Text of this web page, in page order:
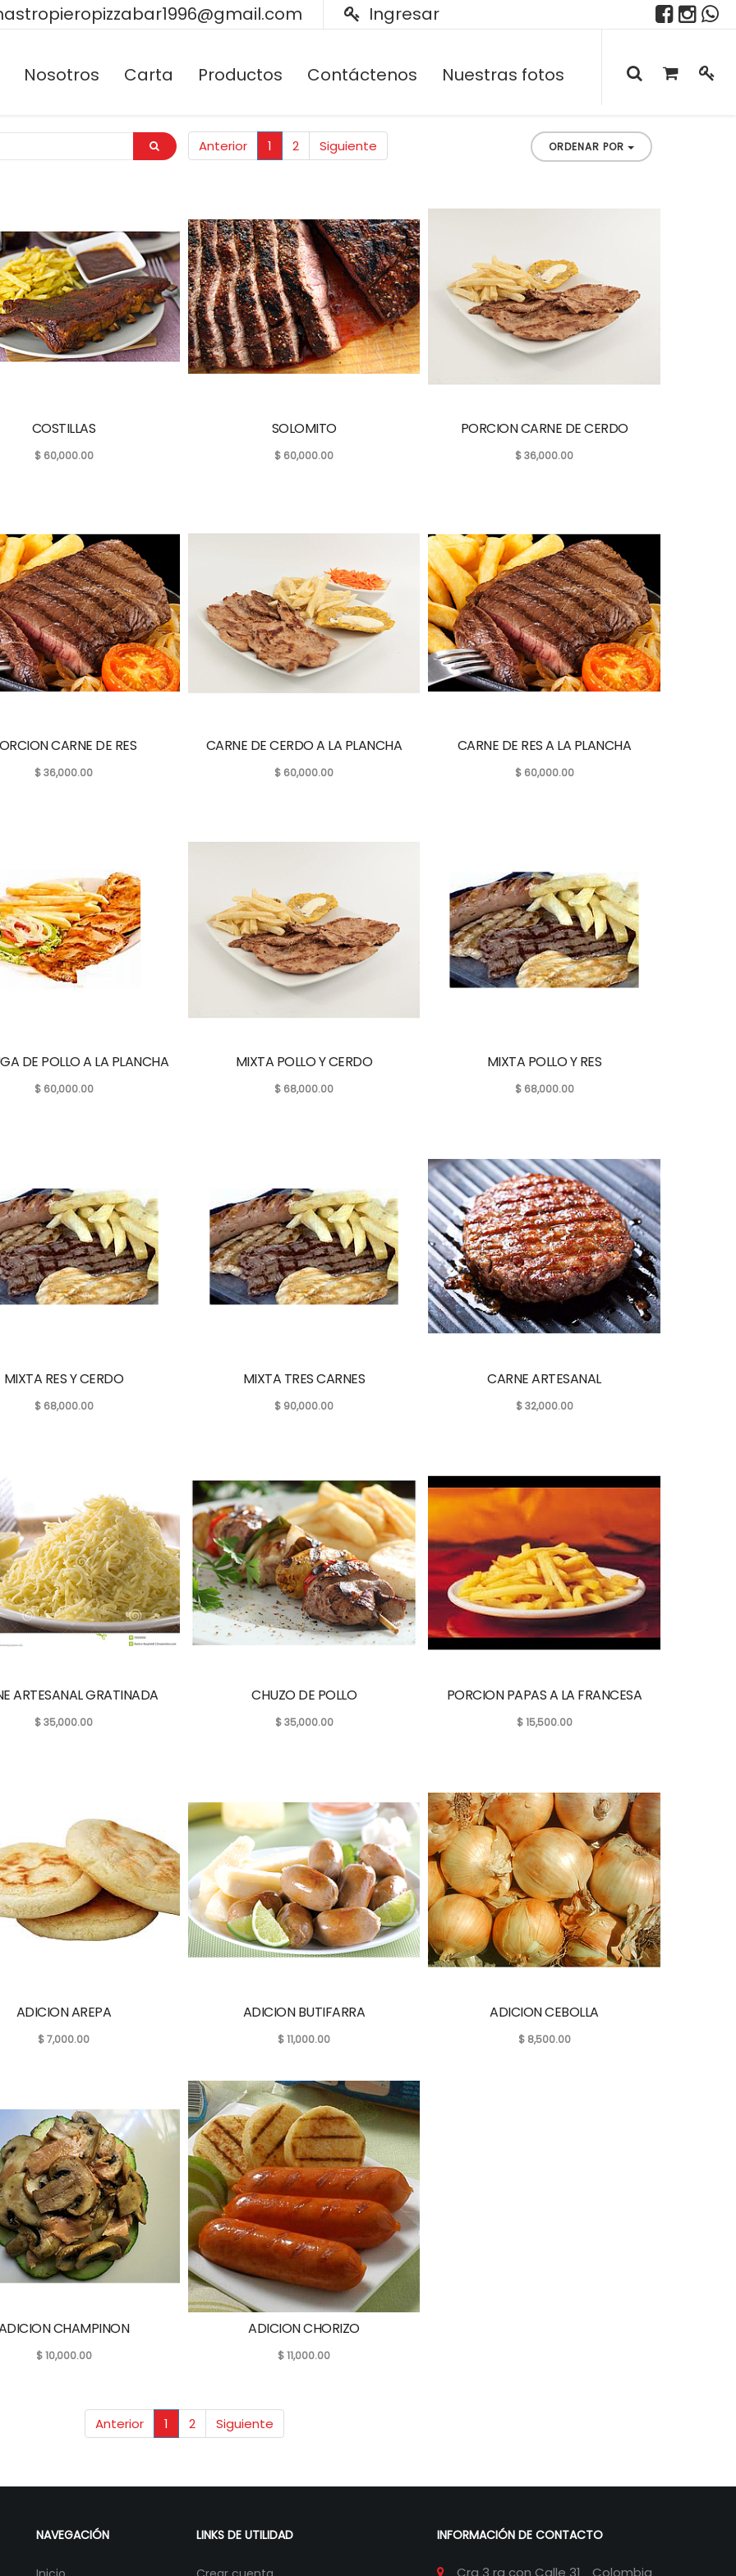
Ingresar
Nosotros Carta Productos Contáctenos Nuestras fotos
Anterior 1 2 Siguiente ORDENAR POR
COSTILLAS
$ 60,000.00
SOLOMITO
$ 60,000.00
PORCION CARNE DE CERDO
$36,000.00
CARNE DE RES
$36,000.00
CARNE DE CERDO A LA PLANCHA
$ 60,000.00
CARNE DE RES A LA PLANCHA
$ 60,000.00
DE POLLO A LA PLANCHA
$ 60,000.00
MIXTA POLLO Y CERDO
$ 68,000.00
MIXTA POLLO Y RES
$ 68,000.00
MIXTA RES Y CERDO
$ 68,000.00
MIXTA TRES CARNES
$ 90,000.00
CARNE ARTESANAL
$32,000.00
ARTESANAL GRATINADA
$35,000.00
CHUZO DE POLLO
$35,000.00
PORCION PAPAS A LA FRANCESA
$15,500.00
ADICION AREPA
$7,000.00
ADICION BUTIFARRA
$11,000.00
ADICION CEBOLLA
$ 8,500.00
CHAMPINON
$10,000.00
ADICION CHORIZO
$11,000.00
Anterior 1 2 Siguiente
NAVEGACIÓN LINKS DE UTILIDAD INFORMACIÓN DE CONTACTO
Cra 3 ra con Calle 31 Colombia